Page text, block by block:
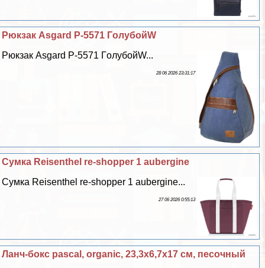
Рюкзак Asgard Р-5571 ГoлyбойW
Рюкзак Asgard Р-5571 ГoлyбойW...
28 06 2026 23:31:17
Сумка Reisenthel re-shopper 1 aubergine
Сумка Reisenthel re-shopper 1 aubergine...
27 06 2026 0:55:13
Ланч-бокс pascal, organic, 23,3х6,7х17 см, песочный